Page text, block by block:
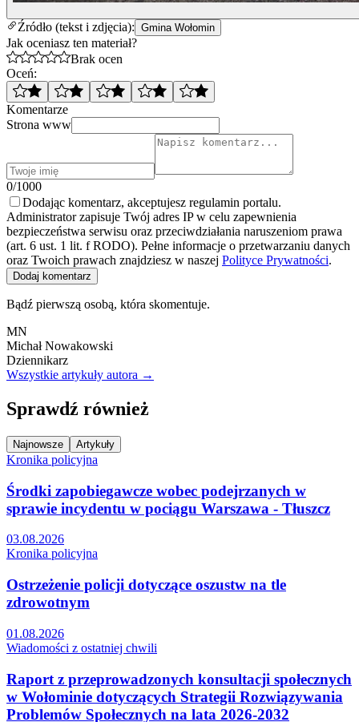
Źródło (tekst i zdjęcia): Gmina Wołomin
Jak oceniasz ten materiał?
Brak ocen
Oceń:
Komentarze
Strona www
0/1000
Dodając komentarz, akceptujesz regulamin portalu.
Administrator zapisuje Twój adres IP w celu zapewnienia
bezpieczeństwa serwisu oraz przeciwdziałania naruszeniom prawa
(art. 6 ust. 1 lit. f RODO). Pełne informacje o przetwarzaniu danych
oraz Twoich prawach znajdziesz w naszej Polityce Prywatności.
Dodaj komentarz
Bądź pierwszą osobą, która skomentuje.
MN
Michał Nowakowski
Dziennikarz
Wszystkie artykuły autora →
Sprawdź również
Najnowsze Artykuły
Kronika policyjna
Środki zapobiegawcze wobec podejrzanych w
sprawie incydentu w pociągu Warszawa - Tłuszcz
03.08.2026
Kronika policyjna
Ostrzeżenie policji dotyczące oszustw na tle
zdrowotnym
01.08.2026
Wiadomości z ostatniej chwili
Raport z przeprowadzonych konsultacji społecznych
w Wołominie dotyczących Strategii Rozwiązywania
Problemów Społecznych na lata 2026-2032